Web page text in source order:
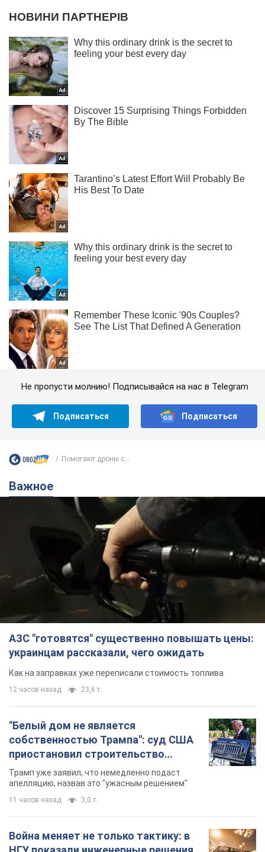
Не пропусти молнию! Подписывайся на нас в Telegram
Подписаться Подписаться
Помогают дроны с...
Важное
АЗС "готовятся" существенно повышать цены:
украинцам рассказали, чего ожидать
Как на заправках уже переписали стоимость топлива
12 часов назад 23,6 т.
"Белый дом не является
собственностью Трампа": суд США
приостановил строительство
бального зала стоимостью 400 млн
долларов
Трамп уже заявил, что немедленно подаст
апелляцию, назвав это "ужасным решением"
11 часов назад 3,0 т.
Война меняет не только тактику: в